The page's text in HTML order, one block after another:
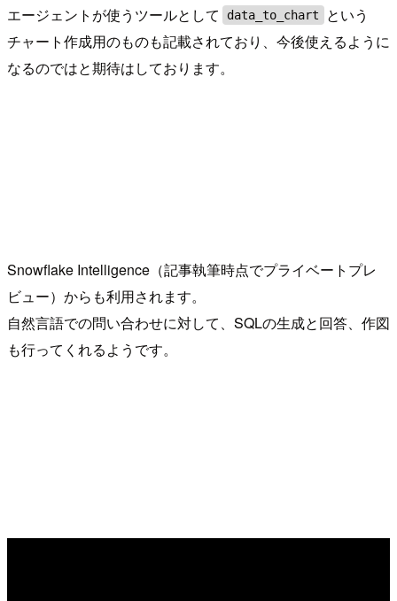
エージェントが使うツールとして
data_to_chart
という
チャート作成用のものも記載されており、今後使えるように
なるのではと期待はしております。
Snowflake Intelligence（記事執筆時点でプライベートプレ
ビュー）からも利用されます。
自然言語での問い合わせに対して、SQLの生成と回答、作図
も行ってくれるようです。